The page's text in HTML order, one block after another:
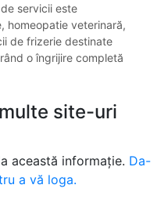
servicii este
homeopatie veterinară,
de frizerie destinate
o îngrijire completă
site-uri
această informație. Da-
a vă loga.